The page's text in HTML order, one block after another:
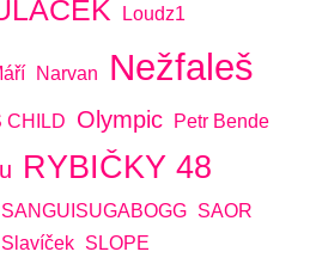
Loudz1
Narvan Nežfaleš
CHILD Olympic Petr Bende
RYBIČKY 48
SANGUISUGABOGG SAOR
Slavíček SLOPE